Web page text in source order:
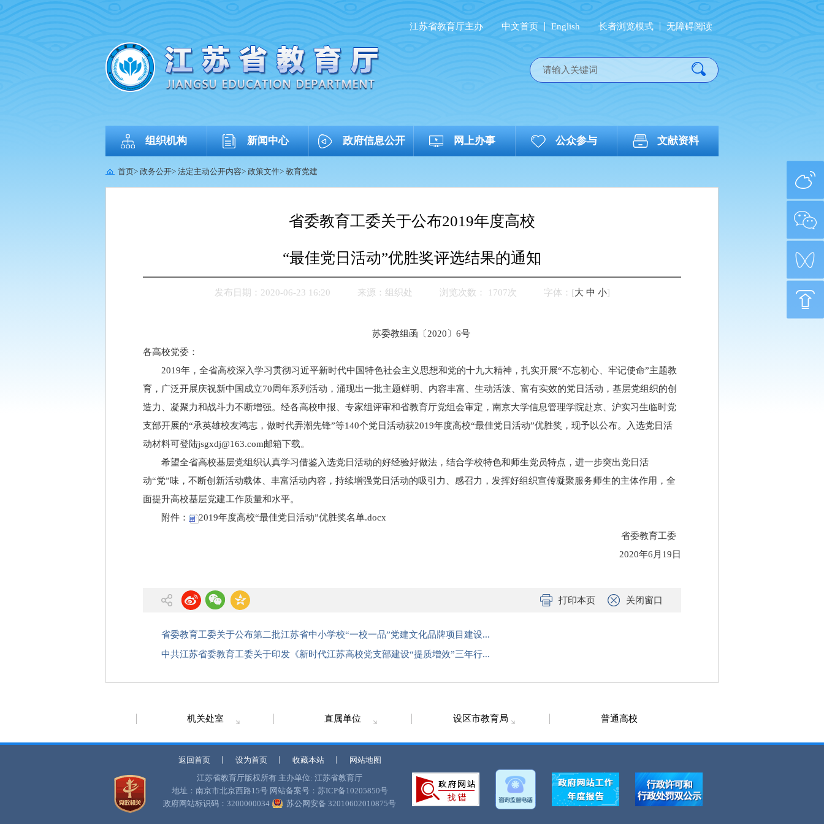
江苏省教育厅主办 中文首页 English 长者浏览模式 无障碍阅读
组织机构 新闻中心 政府信息公开 网上办事 公众参与 文献资料
首页> 政务公开> 法定主动公开内容> 政策文件> 教育党建
省委教育工委关于公布2019年度高校
“最佳党日活动”优胜奖评选结果的通知
发布日期：2020-06-23 16:20 来源： 组织处 浏览次数： 1707次 字体： [大 中 小]
苏委教组函〔2020〕6号
各高校党委：
2019年，全省高校深入学习贯彻习近平新时代中国特色社会主义思想和党的十九大精神，扎实开展“不忘初心、牢记使命”主题教
育，广泛开展庆祝新中国成立70周年系列活动，涌现出一批主题鲜明、内容丰富、生动活泼、富有实效的党日活动，基层党组织的创
造力、凝聚力和战斗力不断增强。经各高校申报、专家组评审和省教育厅党组会审定，南京大学信息管理学院赴京、沪实习生临时党
支部开展的“承英雄校友鸿志，做时代弄潮先锋”等140个党日活动获2019年度高校“最佳党日活动”优胜奖，现予以公布。入选党日活
动材料可登陆jsgxdj@163.com邮箱下载。
希望全省高校基层党组织认真学习借鉴入选党日活动的好经验好做法，结合学校特色和师生党员特点，进一步突出党日活
动“党”味，不断创新活动载体、丰富活动内容，持续增强党日活动的吸引力、感召力，发挥好组织宣传凝聚服务师生的主体作用，全
面提升高校基层党建工作质量和水平。
附件：
2019年度高校“最佳党日活动”优胜奖名单.docx
省委教育工委
2020年6月19日
打印本页 关闭窗口
省委教育工委关于公布第二批江苏省中小学校“一校一品”党建文化品牌项目建设...
中共江苏省委教育工委关于印发《新时代江苏高校党支部建设“提质增效”三年行...
机关处室 直属单位 设区市教育局 普通高校
返回首页 设为首页 收藏本站
网站地图
江苏省教育厅版权所有 主办单位: 江苏省教育厅
地址：南京市北京西路15号 网站备案号：苏ICP备10205850号
政府网站标识码：3200000034
苏公网安备 32010602010875号